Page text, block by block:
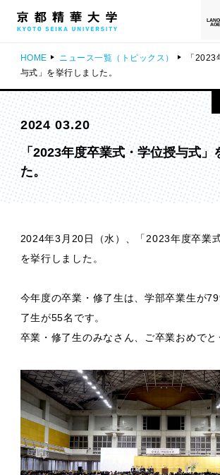
AGE
HOME ニュース一覧（トピックス）
「
与式」を挙行しました。
2024 03.20
「2023年度卒業式・学位授与式」
た。
2024年3月20日（水）、「2023年度卒業
を挙行しました。
今年度の卒業・修了生は、学部卒業生が
了生が55名です。
卒業・修了生のみなさん、ご卒業おめでと